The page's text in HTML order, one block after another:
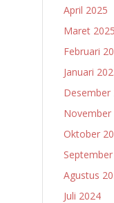
April 2025
Maret 2025
Februari
Januari
Desember
November
Oktober
Agustus
Juli 2024